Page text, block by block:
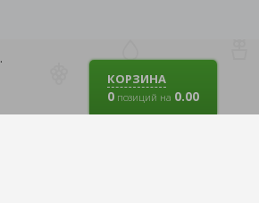
КОРЗИНА
0 позиций на 0.00
.